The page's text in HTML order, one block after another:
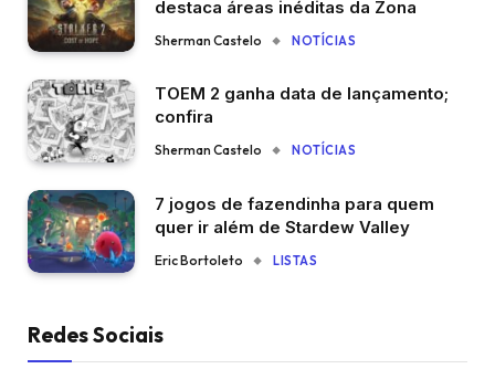
destaca áreas inéditas da Zona
Sherman Castelo NOTÍCIAS
TOEM 2 ganha data de lançamento;
confira
Sherman Castelo NOTÍCIAS
7 jogos de fazendinha para quem
quer ir além de Stardew Valley
Eric Bortoleto LISTAS
Redes Sociais